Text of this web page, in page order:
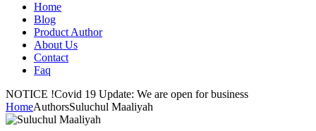
Home
Blog
Product Author
About Us
Contact
Faq
NOTICE !Covid 19 Update: We are open for business
HomeAuthorsSuluchul Maaliyah